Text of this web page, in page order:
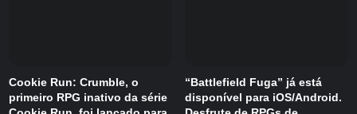
Faenord
Cookie Run: Crumble, o
primeiro RPG inativo da série
“Battlefield Fuga” já está
disponível para iOS/Android.